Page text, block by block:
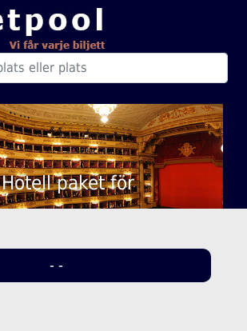
Hotell paket för
- -